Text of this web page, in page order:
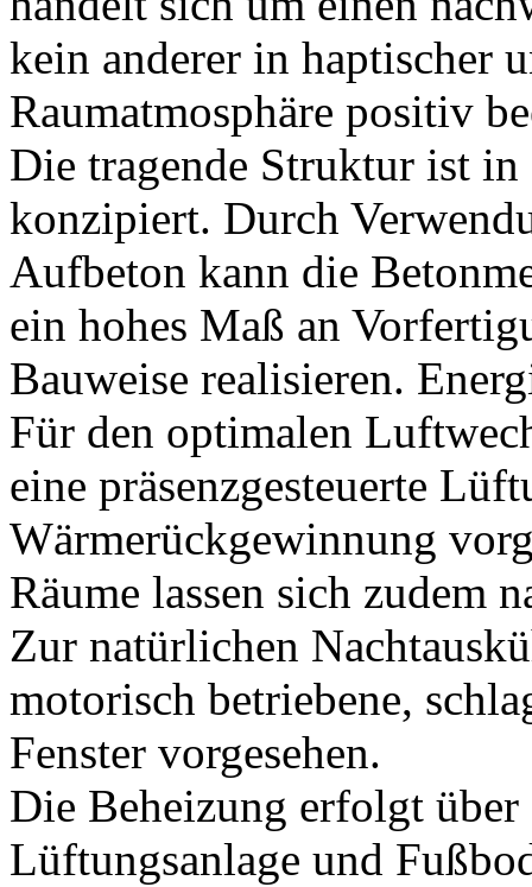
kein anderer in haptischer
Raumatmosphäre positiv
Die tragende Struktur ist
konzipiert. Durch
Aufbeton kann die
ein hohes Maß an
Bauweise realisieren.
Für den optimalen
eine präsenzgesteuerte
Wärmerückgewinnung
Räume lassen sich zudem
Zur natürlichen
motorisch betriebene,
Fenster vorgesehen.
Die Beheizung erfolgt
Lüftungsanlage und